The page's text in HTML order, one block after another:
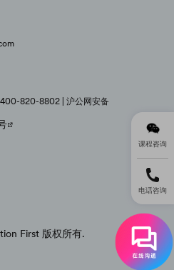
820-8802 | 沪公网安备
First 版权所有.
课程咨询
电话咨询